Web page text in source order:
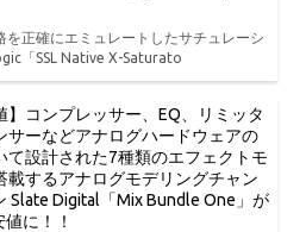
を正確にエミュレートしたサチュレーシ
「SSL Native X-Saturato
】コンプレッサー、EQ、リミッタ
サーなどアナログハードウェアの
て設計された7種類のエフェクトモ
載するアナログモデリングチャン
Slate Digital「Mix Bundle One」が
に！！